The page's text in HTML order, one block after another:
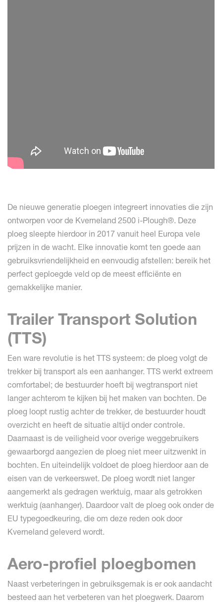
De nieuwe generatie ploegen integreert innovaties die zijn
ontworpen voor de Kverneland 2500 i-Plough®. Deze
ploeg sleepte hierdoor in 2017 vanuit heel Europa vele
prijzen in de wacht. Elke innovatie komt ten goede aan
gebruiksvriendelijkheid en eenvoudig afstellen: bereik het
perfect geploegde veld op de meest efficiënte en
gemakkelijke manier.
Trailer Transport Solution
(TTS)
Een ware revolutie is het TTS systeem: de ploeg volgt de
trekker bij transport als een aanhanger. TTS werkt extreem
comfortabel; de bestuurder hoeft bij wegtransport niet
langer achterom te kijken bij het maken van bochten. De
ploeg loopt rustig achter de trekker, de bestuurder houdt
overzicht en heeft de situatie altijd onder controle.
Daarnaast is de veiligheid voor overige weggebruikers
gewaarborgd aangezien de ploeg niet meer uitzwenkt in
bochten. En uiteindelijk voldoet de ploeg hierdoor aan de
eisen van de verkeerswet. De ploeg wordt niet langer
aangemerkt als gedragen werktuig, maar als getrokken
werktuig (aanhanger). Daardoor valt de ploeg ook onder de
EU typegoedkeuring, die om deze reden ook door
Kverneland geleverd wordt.
Aero-profiel ploegbomen
Naast verbeteringen in gebruiksgemak is er ook aandacht
besteed aan het verbeteren van het ploegwerk. Daarom